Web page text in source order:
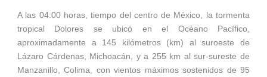
A las 04:00 horas, tiempo del centro de México, la tormenta
tropical Dolores se ubicó en el Océano Pacífico,
aproximadamente a 145 kilómetros (km) al suroeste de
Lázaro Cárdenas, Michoacán, y a 255 km al sur-sureste de
Manzanillo, Colima, con vientos máximos sostenidos de 95